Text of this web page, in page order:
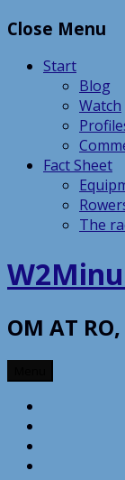
Skip
content
Close Menu
Start
Blog
Watch
Fact Sheet
The
OM AT